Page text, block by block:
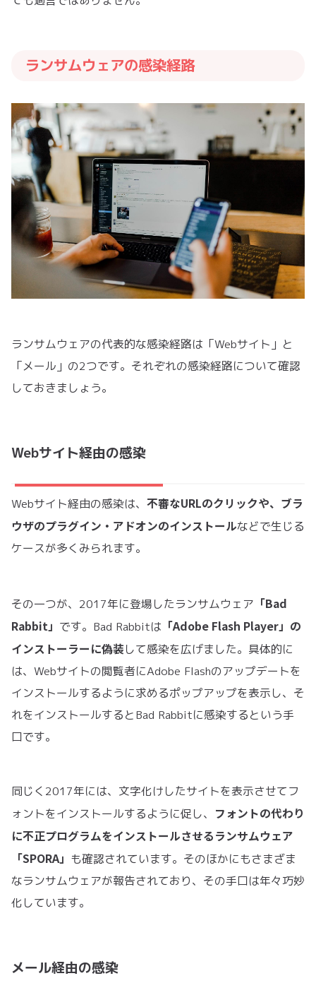
ランサムウェアの感染経路
ランサムウェアの代表的な感染経路は「Webサイト」と
「メール」の2つです。それぞれの感染経路について確認
しておきましょう。
Webサイト経由の感染
Webサイト経由の感染は、 不審なURLのクリックや、ブラ
ウザのプラグイン・アドオンのインストールなどで生じる
ケースが多くみられます。
その一つが、2017年に登場したランサムウェア 「Bad
Rabbit」 です。Bad Rabbitは 「Adobe Flash Player」の
インストーラーに偽装して感染を広げました。具体的に
は、Webサイトの閲覧者にAdobe Flashのアップデートを
インストールするように求めるポップアップを表示し、そ
れをインストールするとBad Rabbitに感染するという手
口です。
同じく2017年には、文字化けしたサイトを表示させてフ
ォントをインストールするように促し、 フォントの代わり
に不正プログラムをインストールさせるランサムウェア
「SPORA」 も確認されています。そのほかにもさまざま
なランサムウェアが報告されており、その手口は年々巧妙
化しています。
メール経由の感染